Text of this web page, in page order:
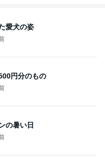
愛犬の姿
円分のもの
の暑い日